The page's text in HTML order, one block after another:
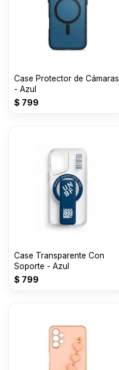
Case Protector de Cámaras
- Azul
$ 799
Case Transparente Con
Soporte - Azul
$ 799